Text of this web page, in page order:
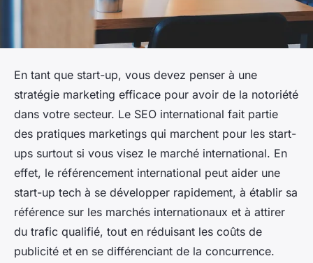
En tant que start-up, vous devez penser à une
stratégie marketing efficace pour avoir de la notoriété
dans votre secteur. Le SEO international fait partie
des pratiques marketings qui marchent pour les start-
ups surtout si vous visez le marché international. En
effet, le référencement international peut aider une
start-up tech à se développer rapidement, à établir sa
référence sur les marchés internationaux et à attirer
du trafic qualifié, tout en réduisant les coûts de
publicité et en se différenciant de la concurrence.